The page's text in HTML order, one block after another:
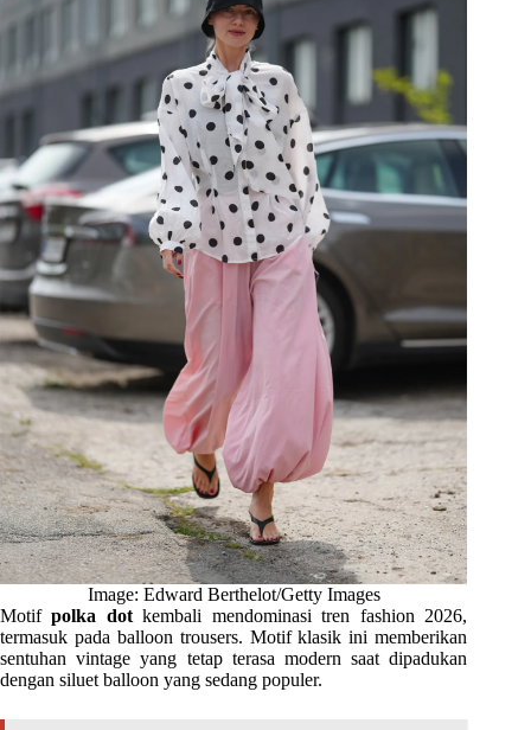
Image: Edward Berthelot/Getty Images
Motifpolka dotkembali mendominasi tren fashion 2026,
termasuk pada balloon trousers. Motif klasik ini memberikan
sentuhan vintage yang tetap terasa modern saat dipadukan
dengan siluet balloon yang sedang populer.